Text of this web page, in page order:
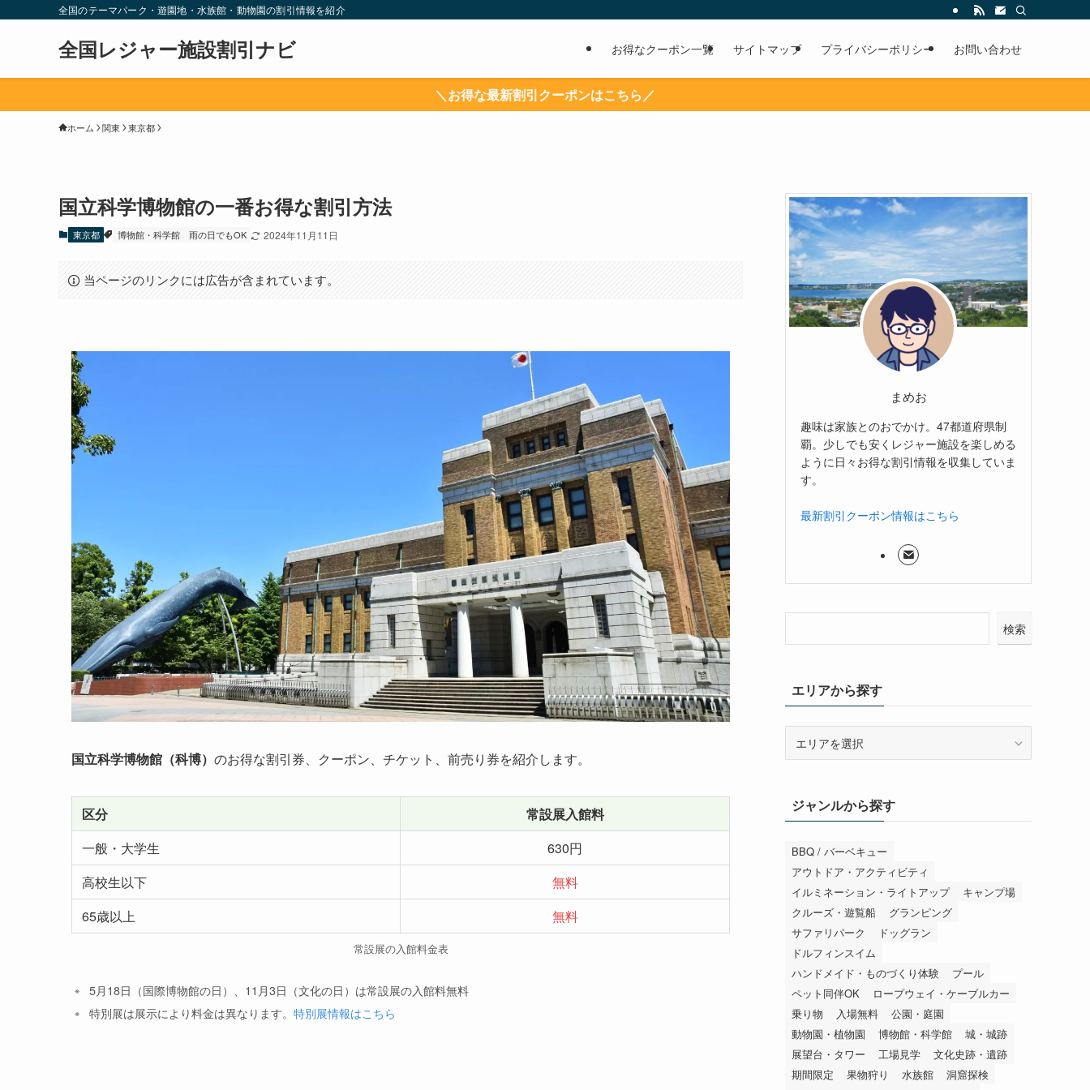
全国のテーマパーク・遊園地・水族館・動物園の割引情報を紹介
全国レジャー施設割引ナビ お得なクーポン一覧 サイトマップ プライバシーポリシー お問い合わせ
＼お得な最新割引クーポンはこちら／
ホーム 関東 東京都
国立科学博物館の一番お得な割引方法
東京都 博物館・科学館 雨の日でもOK 2024年11月11日
当ページのリンクには広告が含まれています。
国立科学博物館（科博） のお得な割引券、クーポン、チケット、前売り券を紹介します。
区分
常設展入館料
一般・大学生
630円
高校生以下
無料
65歳以上
無料
常設展の入館料金表
5月18日（国際博物館の日）、11月3日（文化の日）は常設展の入館料無料
特別展は展示により料金は異なります。 特別展情報はこちら
まめお
趣味は家族とのおでかけ。47都道府県制
覇。少しでも安くレジャー施設を楽しめる
ように日々お得な割引情報を収集していま
す。
最新割引クーポン情報はこちら
検索
エリアから探す
ら
探
ジャンルから探す
BBQ / バーベキュー
アウトドア・アクティビティ
イルミネーション・ライトアップ
キャンプ場
クルーズ・遊覧船
グランピング
サファリパーク
ドッグラン
ドルフィンスイム
ハンドメイド・ものづくり体験
プール
ペット同伴OK
ロープウェイ・ケーブルカー
乗り物
入場無料
公園・庭園
動物園・植物園
博物館・科学館
城・城跡
展望台・タワー
工場見学
文化史跡・遺跡
期間限定
果物狩り 水族館
洞窟探検